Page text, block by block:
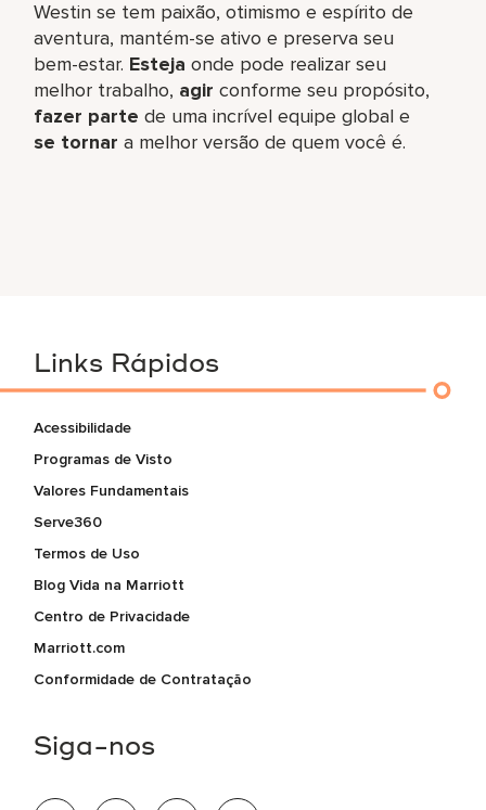
Westin se tem paixão, otimismo e espírito de
aventura, mantém-se ativo e preserva seu
bem-estar. Esteja onde pode realizar seu
melhor trabalho,​ agir conforme seu propósito,
fazer parte de uma incrível equipe global​ e
se tornar a melhor versão de quem você é.
Links Rápidos
Acessibilidade
Programas de Visto
Valores Fundamentais
Serve360
Termos de Uso
Blog Vida na Marriott
Centro de Privacidade
Marriott.com
Conformidade de Contratação
Siga-nos